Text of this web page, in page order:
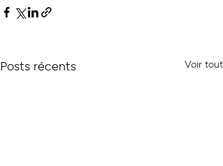
Posts récents Voir tout